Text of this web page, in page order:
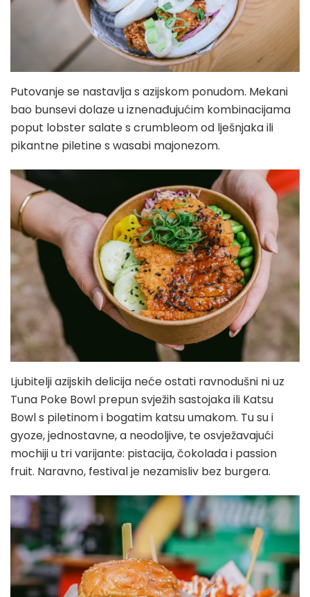
Putovanje se nastavlja s azijskom ponudom. Mekani
bao bunsevi dolaze u iznenađujućim kombinacijama
poput lobster salate s crumbleom od lješnjaka ili
pikantne piletine s wasabi majonezom.
Ljubitelji azijskih delicija neće ostati ravnodušni ni uz
Tuna Poke Bowl prepun svježih sastojaka ili Katsu
Bowl s piletinom i bogatim katsu umakom. Tu su i
gyoze, jednostavne, a neodoljive, te osvježavajući
mochiji u tri varijante: pistacija, čokolada i passion
fruit. Naravno, festival je nezamisliv bez burgera.